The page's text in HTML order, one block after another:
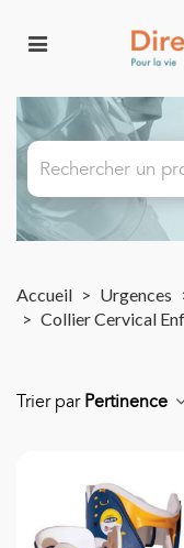
Accueil > Urgences
> Collier Cervical
Trier par Pertinence